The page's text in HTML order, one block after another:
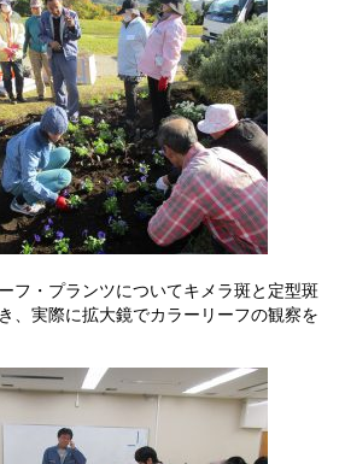
フ・プランツについてキメラ斑と定型斑
、実際に拡大鏡でカラーリーフの観察を